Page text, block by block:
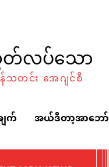
လပ်သော
သတင်း အေဂျင်စီ
ျက် အယ်ဒီတာ့အာဘော်